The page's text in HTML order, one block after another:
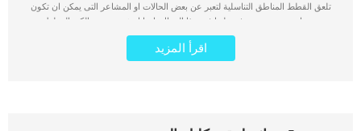
تلعق القطط المناطق التناسلية لتعبر عن بعض الحالات او المشاعر التى يمكن ان تكون
جسدية او نفسية وسنتعرف عليها فى هذا المقال. احيانا يشعر بعض مالكى القطط من
الاحراج من قيام قطتك بهذا السلوك امام الزائرين او الاصدقاء. يمكن ان يشير كثرة لعق
المناطق التناسلية عند الكلاب على بعض الاحتياجات الجنسية عند القطط. كما ان القطط
لا تملك لغة الحوار, فلن تتمكن من طلب الزواج بلغة مسموعة ومفهومة, فنجد ان القطة
اقرأ المزيد